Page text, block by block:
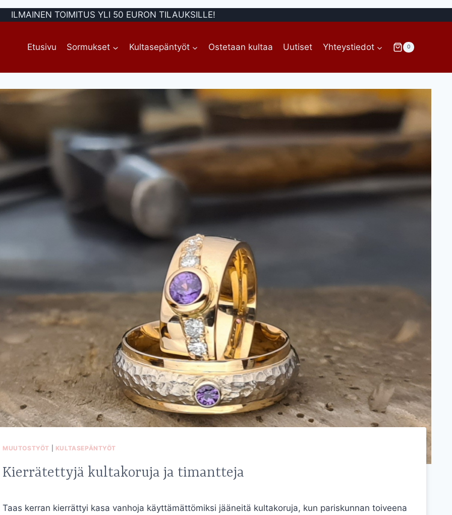
ILMAINEN TOIMITUS YLI 50 EURON TILAUKSILLE!
Etusivu Sormukset Kultasepäntyöt Ostetaan kultaa Uutiset Yhteystiedot 0
MUUTOSTYÖT KULTASEPÄNTYÖT
Kierrätettyjä kultakoruja ja timantteja
Taas kerran kierrättyi kasa vanhoja käyttämättömiksi jääneitä kultakoruja, kun pariskunnan toiveena